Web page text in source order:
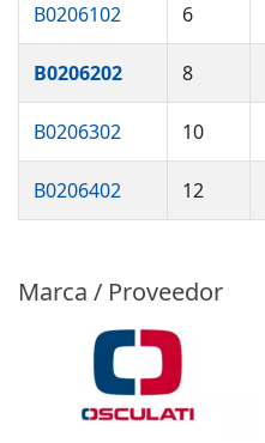
B0206102 6
B0206202 8
B0206302 10
B0206402 12
Marca / Proveedor